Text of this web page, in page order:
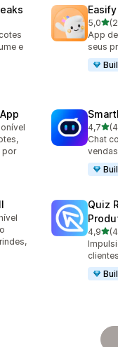
e
5,0de
263
App
seus
por
4,7de
428
Chat
Quiz
4,9de
431